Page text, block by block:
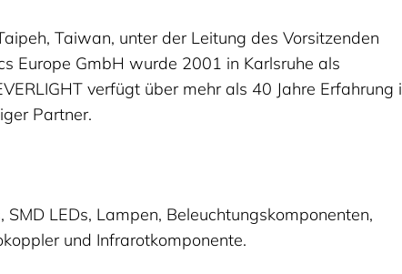
Taiwan, unter der Leitung des Vorsitzenden
Europe GmbH wurde 2001 in Karlsruhe als
verfügt über mehr als 40 Jahre Erfahrung
Partner.
LEDs, Lampen, Beleuchtungskomponenten,
und Infrarotkomponente.